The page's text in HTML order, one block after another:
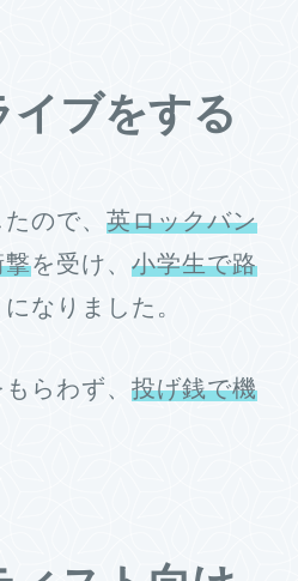
イブをする
ので、 英ロックバン
撃を受け、 小学生で路
なりました。
らわず、 投げ銭で機